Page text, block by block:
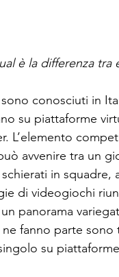
è la differenza
conosciuti in
su piattaforme
L’elemento
avvenire tra un
in squadre,
di videogiochi
panorama
fanno parte sono
su